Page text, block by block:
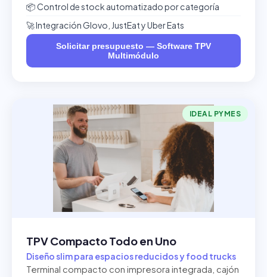
📦 Control de stock automatizado por categoría
🚀 Integración Glovo, JustEat y Uber Eats
Solicitar presupuesto — Software TPV
Multimódulo
IDEAL PYMES
TPV Compacto Todo en Uno
Diseño slim para espacios reducidos y food trucks
Terminal compacto con impresora integrada, cajón